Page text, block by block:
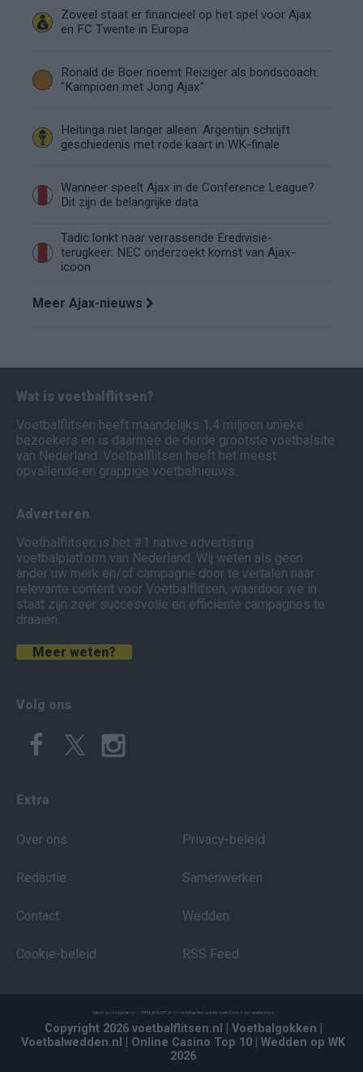
Zoveel staat er financieel op het spel voor Ajax
en FC Twente in Europa
Ronald de Boer noemt Reiziger als bondscoach:
"Kampioen met Jong Ajax"
Heitinga niet langer alleen: Argentijn schrijft
geschiedenis met rode kaart in WK-finale
Wanneer speelt Ajax in de Conference League?
Dit zijn de belangrijke data
Tadic lonkt naar verrassende Eredivisie-
terugkeer: NEC onderzoekt komst van Ajax-
icoon
Meer Ajax-nieuws
Wat is voetbalflitsen?
Voetbalflitsen heeft maandelijks 1,4 miljoen unieke
bezoekers en is daarmee de derde grootste voetbalsite
van Nederland. Voetbalflitsen heeft het meest
opvallende en grappige voetbalnieuws.
Adverteren
Voetbalflitsen is het #1 native advertising
voetbalplatform van Nederland. Wij weten als geen
ander uw merk en/of campagne door te vertalen naar
relevante content voor Voetbalflitsen, waardoor we in
staat zijn zeer succesvolle en efficiënte campagnes te
draaien.
Meer weten?
Volg ons
Extra
Over ons
Redactie
Contact
Cookie-beleid
Privacy-beleid
Samenwerken
Wedden
RSS Feed
Copyright 2026 voetbalflitsen.nl | Voetbalgokken
Voetbalwedden.nl
| Online Casino Top 10 | Wedden op WK
2026